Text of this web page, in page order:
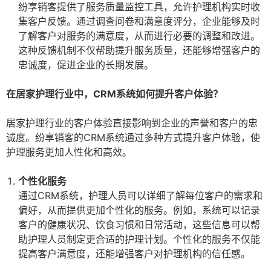
纷享销客提供了服务质量监控工具，允许护理机构实时收
集客户反馈。通过调查问卷和满意度评分，企业能够及时
了解客户对服务的满意度，从而进行必要的调整和改进。
这种反馈机制不仅帮助提升服务质量，还能够增强客户的
忠诚度，促进企业的长期发展。
在居家护理行业中，CRM系统如何提升客户体验？
居家护理行业的客户体验直接影响到企业的声誉和客户的忠
诚度。纷享销客的CRM系统通过多种方式提升客户体验，使
护理服务更加人性化和高效。
个性化服务
通过CRM系统，护理人员可以详细了解每位客户的需求和
偏好，从而提供更加个性化的服务。例如，系统可以记录
客户的健康状况、饮食习惯和日常活动，这些信息可以帮
助护理人员制定更合适的护理计划。个性化的服务不仅能
提高客户满意度，还能增强客户对护理机构的信任感。